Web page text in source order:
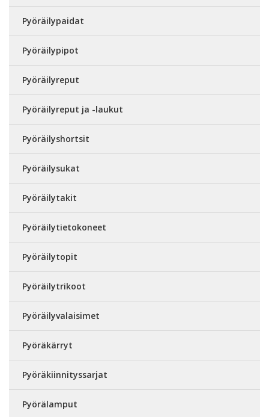
Pyöräilypaidat
Pyöräilypipot
Pyöräilyreput
Pyöräilyreput ja -laukut
Pyöräilyshortsit
Pyöräilysukat
Pyöräilytakit
Pyöräilytietokoneet
Pyöräilytopit
Pyöräilytrikoot
Pyöräilyvalaisimet
Pyöräkärryt
Pyöräkiinnityssarjat
Pyörälamput